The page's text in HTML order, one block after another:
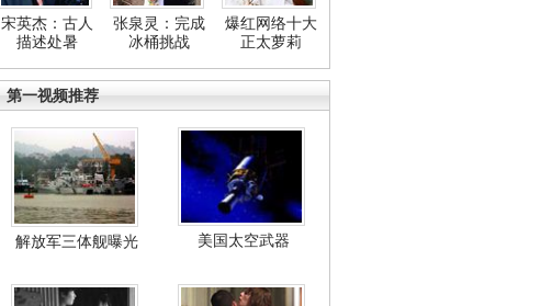
宋英杰：古人
描述处暑
张泉灵：完成
冰桶挑战
爆红网络十大
正太萝莉
第一视频推荐
解放军三体舰曝光 美国太空武器